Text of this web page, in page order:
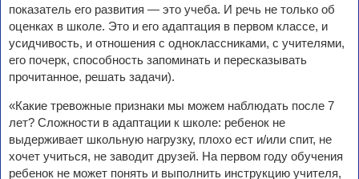
показатель его развития — это учеба. И речь не только об
оценках в школе. Это и его адаптация в первом классе, и
усидчивость, и отношения с одноклассниками, с учителями,
его почерк, способность запоминать и пересказывать
прочитанное, решать задачи).
«Какие тревожные признаки мы можем наблюдать после 7
лет? Сложности в адаптации к школе: ребенок не
выдерживает школьную нагрузку, плохо ест и/или спит, не
хочет учиться, не заводит друзей. На первом году обучения
ребенок не может понять и выполнить инструкцию учителя,